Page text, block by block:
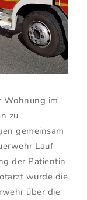
Wohnung im
zu
gemeinsam
Lauf
der Patientin
wurde die
über die